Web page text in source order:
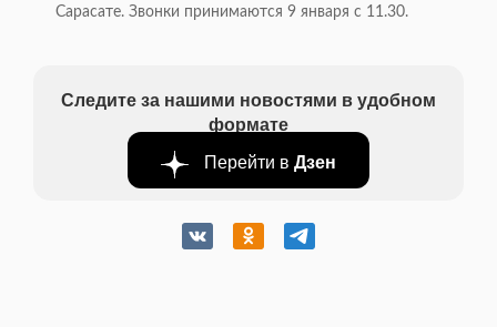
Сарасате. Звонки принимаются 9 января с 11.30.
Следите за нашими новостями в удобном
формате
Перейти в Дзен